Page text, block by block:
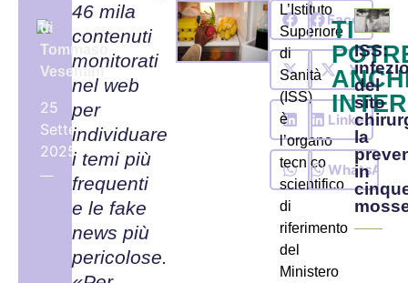
di
Tommaso
Vesentini
25
Settembre,
2025
46 mila
contenuti
monitorati
nel web
per
individuare
i temi più
frequenti
e le fake
news più
pericolose.
L’Istituto
Superiore
di
Sanità
(ISS)
è
l’organo
tecnico
scientifico
di
riferimento
del
Ministero
Facebook
X
LinkedIn
WhatsApp
TI
ISS:
del
sito
la
in